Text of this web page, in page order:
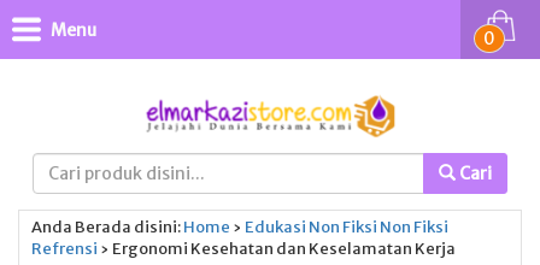
Cari
0
Menu
Anda Berada disini:Home › Edukasi Non Fiksi Non Fiksi
Refrensi › Ergonomi Kesehatan dan Keselamatan Kerja